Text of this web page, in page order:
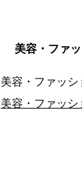
美容・ファ
美容・ファッシ
美容・ファッ